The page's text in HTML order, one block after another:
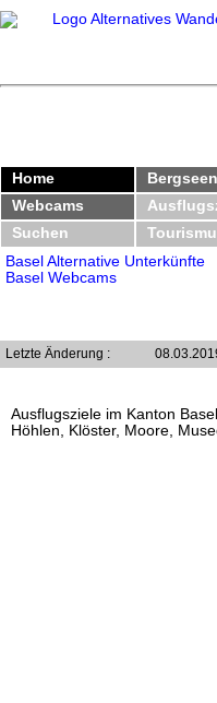
Home Bergseen
Webcams
Suchen
Basel Alternative Unterkünfte
Basel Webcams
Letzte Änderung :
Ausflugsziele im Kanton
Höhlen, Klöster, Moore,